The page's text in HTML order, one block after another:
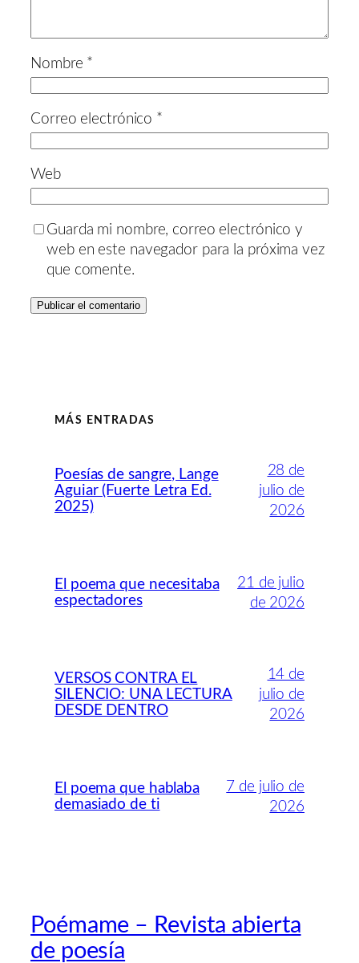
Nombre *
Correo electrónico *
Web
Guarda mi nombre, correo electrónico y
web en este navegador para la próxima vez
que comente.
MÁS ENTRADAS
Poesías de sangre, Lange
Aguiar (Fuerte Letra Ed.
2025)
28 de
julio de
2026
El poema que necesitaba
espectadores
21 de julio
de 2026
VERSOS CONTRA EL
SILENCIO: UNA LECTURA
DESDE DENTRO
14 de
julio de
2026
El poema que hablaba
demasiado de ti
7 de julio de
2026
Poémame – Revista abierta
de poesía